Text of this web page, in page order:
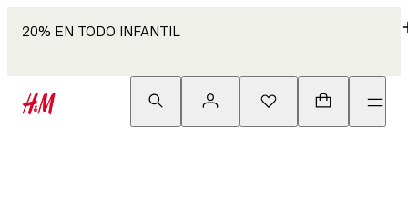
20% EN TODO INFANTIL